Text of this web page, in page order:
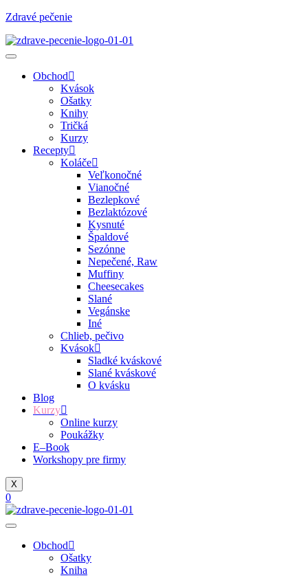
Zdravé pečenie
Obchod
Kvások
Ošatky
Knihy
Tričká
Kurzy
Recepty
Koláče
Veľkonočné
Vianočné
Bezlepkové
Bezlaktózové
Kysnuté
Špaldové
Sezónne
Nepečené, Raw
Muffiny
Cheesecakes
Slané
Vegánske
Iné
Chlieb, pečivo
Kvások
Sladké kváskové
Slané kváskové
O kvásku
Blog
Kurzy
Online kurzy
Poukážky
E–Book
Workshopy pre firmy
X
0
Obchod
Ošatky
Kniha